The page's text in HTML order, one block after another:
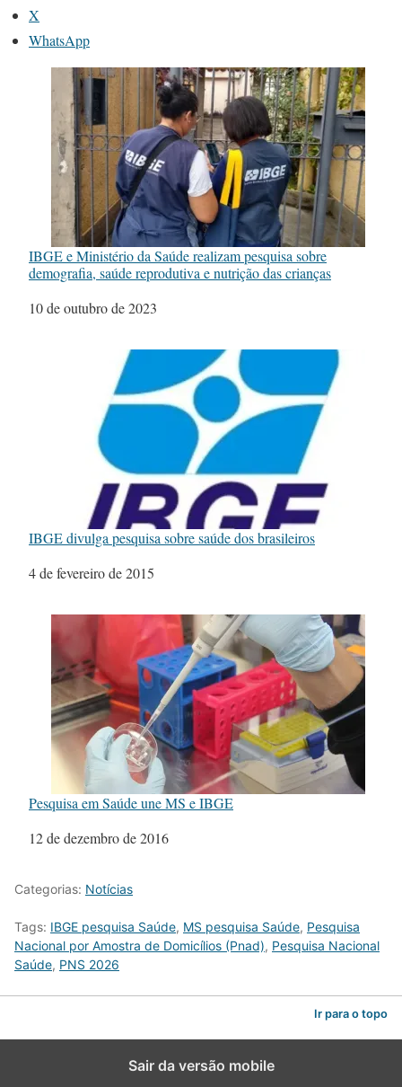
X
WhatsApp
IBGE e Ministério da Saúde realizam pesquisa sobre
demografia, saúde reprodutiva e nutrição das crianças
Data
10 de outubro de 2023
IBGE divulga pesquisa sobre saúde dos brasileiros
Data
4 de fevereiro de 2015
Pesquisa em Saúde une MS e IBGE
Data
12 de dezembro de 2016
Categorias: Notícias
Tags: IBGE pesquisa Saúde, MS pesquisa Saúde, Pesquisa
Nacional por Amostra de Domicílios (Pnad), Pesquisa Nacional
Saúde, PNS 2026
Ir para o topo
Sair da versão mobile